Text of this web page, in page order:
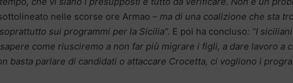
nelle scorse ore Armao – ma di una coalizione che sta
sui programmi per la Sicilia”. E poi ha concluso: “I
come riusciremo a non far più migrare i figli, a dare lavoro a
basta parlare di candidati o attaccare Crocetta, ci vogliono i